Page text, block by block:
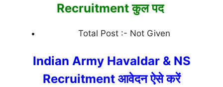
Recruitment कुल पद
Total Post :- Not Given
Indian Army Havaldar & NS
Recruitment आवेदन ऐसे करें